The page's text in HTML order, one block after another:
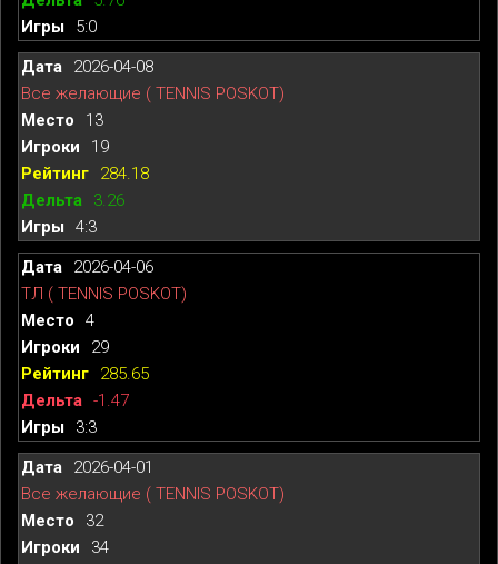
5:0
2026-04-08
Все желающие ( TENNIS POSKOT)
13
19
284.18
3.26
4:3
2026-04-06
ТЛ ( TENNIS POSKOT)
4
29
285.65
-1.47
3:3
2026-04-01
Все желающие ( TENNIS POSKOT)
32
34